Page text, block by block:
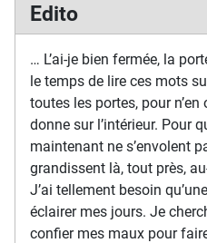
Edito
… L’ai-je bien fermée, la
le temps de lire ces mots
toutes les portes, pour n’en
donne sur l’intérieur. Pour
maintenant ne s’envolent
grandissent là, tout près,
J’ai tellement besoin
éclairer mes jours. Je
confier mes maux pour